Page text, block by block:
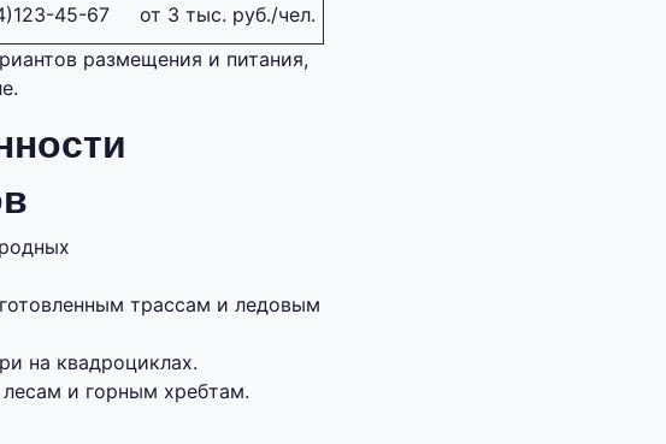
45-67
от 3 тыс. руб./чел.
размещения и питания,
трассам и ледовым
на квадроциклах.
и горным хребтам.